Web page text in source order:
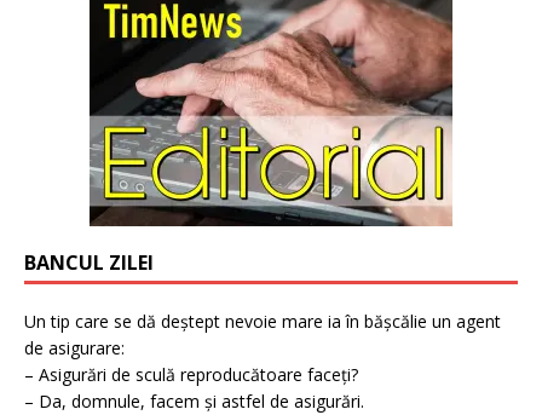
BANCUL ZILEI
Un tip care se dă deștept nevoie mare ia în bășcălie un agent
de asigurare:
– Asigurări de sculă reproducătoare faceți?
– Da, domnule, facem și astfel de asigurări.